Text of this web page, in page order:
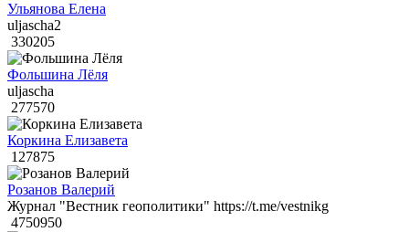
Ульянова Елена
uljascha2
330205
Фольшина Лёля
uljascha
277570
Коркина Елизавета
127875
Розанов Валерий
Журнал "Вестник геополитики" https://t.me/vestnikg
4750950